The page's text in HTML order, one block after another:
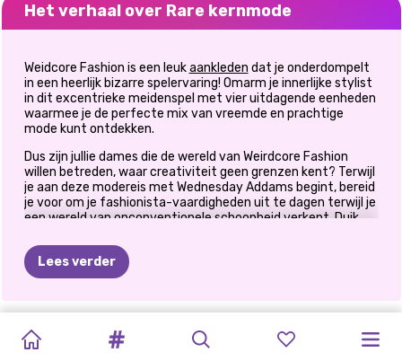
Het verhaal over Rare kernmode
Weidcore Fashion is een leuk aankleden dat je onderdompelt
in een heerlijk bizarre spelervaring! Omarm je innerlijke stylist
in dit excentrieke meidenspel met vier uitdagende eenheden
waarmee je de perfecte mix van vreemde en prachtige
mode kunt ontdekken.
Dus zijn jullie dames die de wereld van Weirdcore Fashion
willen betreden, waar creativiteit geen grenzen kent? Terwijl
je aan deze modereis met Wednesday Addams begint, bereid
je voor om je fashionista-vaardigheden uit te dagen terwijl je
een wereld van onconventionele schoonheid verkent. Duik
esthetiek in het eerste deel en creëer een make-
upmeesterwerk dat net zo onderscheidend en gedurfd is als
het spel zelf.
enigmatische Wednesday Addams. Kies voor een gedurfde
combinatie van dieppaarse iris, glinsterende
Lees verder
TRENDS:
ZACHTE
LICHTE
WOENSDAG
DONKERE
PRINXY
HUIS
TIKTOK
HERFSTMODE
CYBERPUNK
CITY-MODE
GIRLMODE
FASHIONISTA'S: